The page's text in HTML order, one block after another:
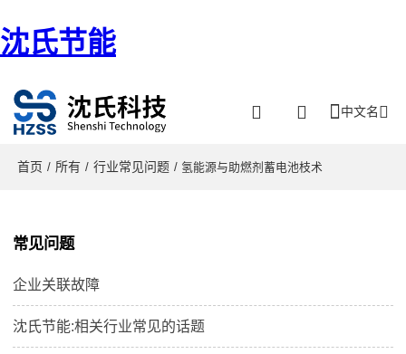
沈氏节能
中文名
首页 / 所有 / 行业常见问题 / 氢能源与助燃剂蓄电池枝术
常见问题
企业关联故障
沈氏节能:相关行业常见的话题